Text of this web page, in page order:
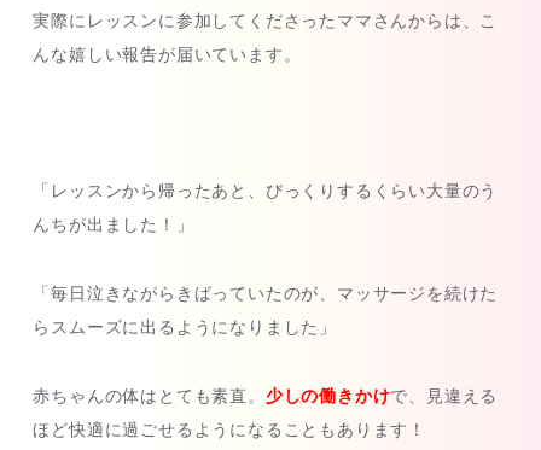
実際にレッスンに参加してくださったママさんからは、こ
んな嬉しい報告が届いています。
「レッスンから帰ったあと、びっくりするくらい大量のう
んちが出ました！」
「毎日泣きながらきばっていたのが、マッサージを続けた
らスムーズに出るようになりました」
赤ちゃんの体はとても素直。 少しの働きかけで、見違える
ほど快適に過ごせるようになることもあります！